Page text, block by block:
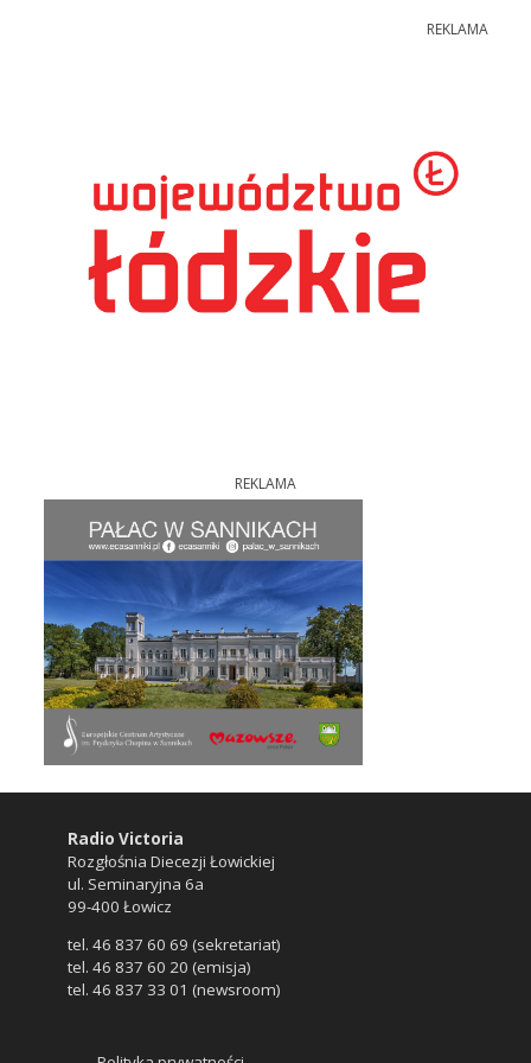
REKLAMA
REKLAMA
Radio Victoria
Rozgłośnia Diecezji Łowickiej
ul. Seminaryjna 6a
99-400 Łowicz
tel. 46 837 60 69 (sekretariat)
tel. 46 837 60 20 (emisja)
tel. 46 837 33 01 (newsroom)